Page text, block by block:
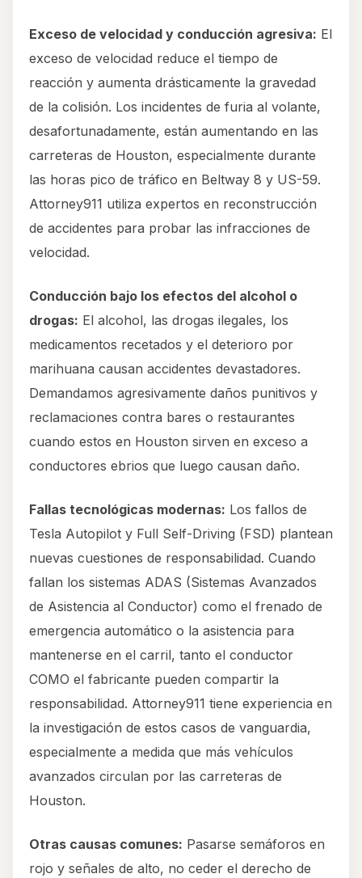
Exceso de velocidad y conducción agresiva: El
exceso de velocidad reduce el tiempo de
reacción y aumenta drásticamente la gravedad
de la colisión. Los incidentes de furia al volante,
desafortunadamente, están aumentando en las
carreteras de Houston, especialmente durante
las horas pico de tráfico en Beltway 8 y US-59.
Attorney911 utiliza expertos en reconstrucción
de accidentes para probar las infracciones de
velocidad.
Conducción bajo los efectos del alcohol o
drogas: El alcohol, las drogas ilegales, los
medicamentos recetados y el deterioro por
marihuana causan accidentes devastadores.
Demandamos agresivamente daños punitivos y
reclamaciones contra bares o restaurantes
cuando estos en Houston sirven en exceso a
conductores ebrios que luego causan daño.
Fallas tecnológicas modernas: Los fallos de
Tesla Autopilot y Full Self-Driving (FSD) plantean
nuevas cuestiones de responsabilidad. Cuando
fallan los sistemas ADAS (Sistemas Avanzados
de Asistencia al Conductor) como el frenado de
emergencia automático o la asistencia para
mantenerse en el carril, tanto el conductor
COMO el fabricante pueden compartir la
responsabilidad. Attorney911 tiene experiencia en
la investigación de estos casos de vanguardia,
especialmente a medida que más vehículos
avanzados circulan por las carreteras de
Houston.
Otras causas comunes: Pasarse semáforos en
rojo y señales de alto, no ceder el derecho de